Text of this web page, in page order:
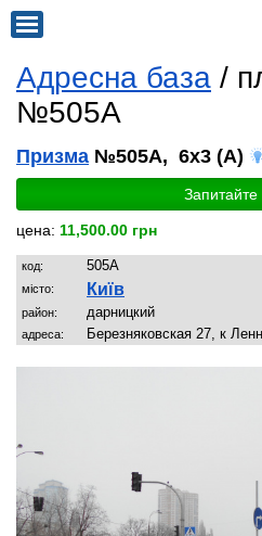
Адресна база /
№505A
Призма №505A, 6x3 (A)
Запитайте
цена: 11,500.00 грн
код: 505A
місто: Київ
район: дарницкий
адреса: Березняковская 27, к